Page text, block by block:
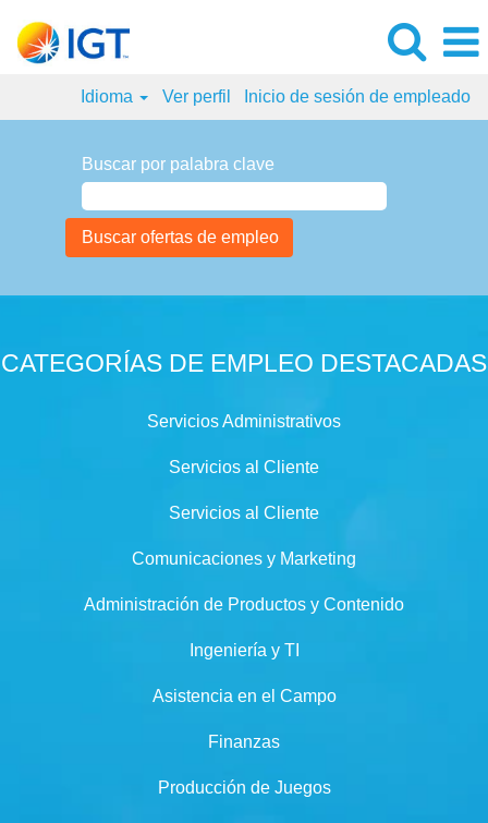
Idioma Ver perfil Inicio de sesión de empleado
Buscar por palabra clave
CATEGORÍAS DE EMPLEO DESTACADAS
Servicios Administrativos
Servicios al Cliente
Servicios al Cliente
Comunicaciones y Marketing
Administración de Productos y Contenido
Ingeniería y TI
Asistencia en el Campo
Finanzas
Producción de Juegos